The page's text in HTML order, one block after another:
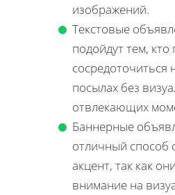
изображений.
Текстовые
подойдут тем,
сосредоточиться
посылах без
отвлекающих
Баннерные
отличный способ
акцент, так как
внимание на